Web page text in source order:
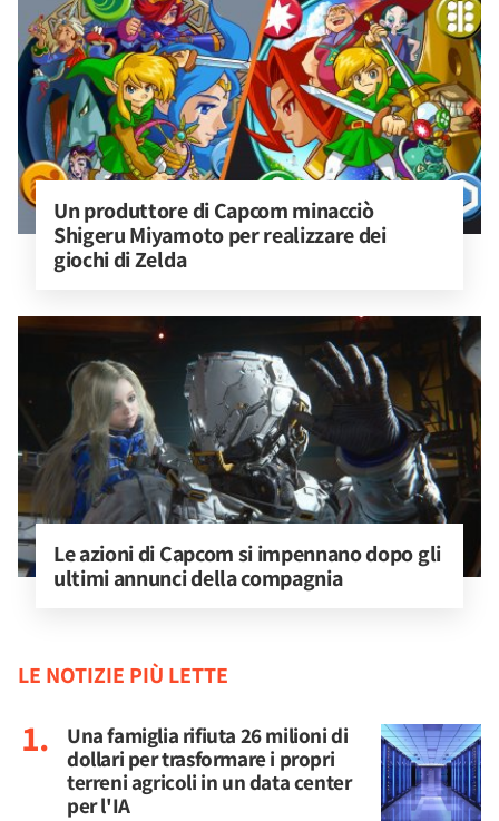
Un produttore di Capcom minacciò
Shigeru Miyamoto per realizzare dei
giochi di Zelda
Le azioni di Capcom si impennano dopo gli
ultimi annunci della compagnia
LE NOTIZIE PIÙ LETTE
Una famiglia rifiuta 26 milioni di
dollari per trasformare i propri
terreni agricoli in un data center
per l'IA